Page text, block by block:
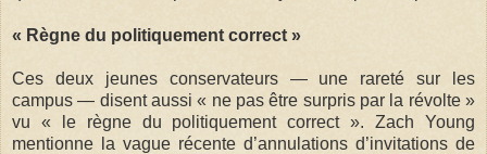
« Règne du politiquement correct »
Ces deux jeunes conservateurs — une rareté sur les
campus — disent aussi « ne pas être surpris par la révolte »
vu « le règne du politiquement correct ». Zach Young
mentionne la vague récente d’annulations d’invitations de